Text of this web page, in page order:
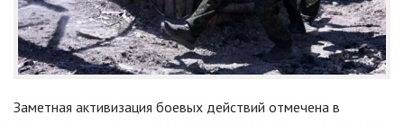
Заметная активизация боевых действий отмечена в